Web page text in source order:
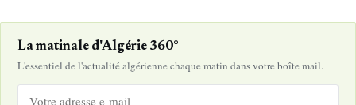
La matinale d'Algérie 360°
L'essentiel de l'actualité algérienne chaque matin dans votre boîte mail.